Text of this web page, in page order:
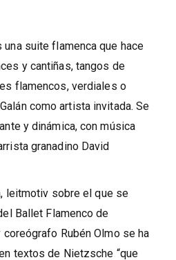
una suite flamenca que hace
y cantiñas, tangos de
flamencos, verdiales o
como artista invitada. Se
y dinámica, con música
granadino David
leitmotiv sobre el que se
Ballet Flamenco de
Rubén Olmo se ha
textos de Nietzsche “que